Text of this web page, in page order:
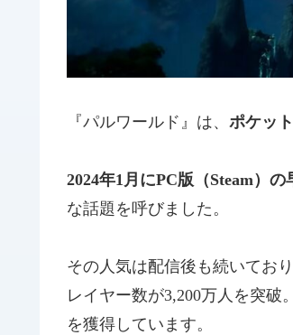
『パルワールド』は、 ポケッ
2024年1月にPC版（Steam）
な話題を呼びました。
その人気は配信後も続いてお
レイヤー数が3,200万人を突破
を獲得しています。